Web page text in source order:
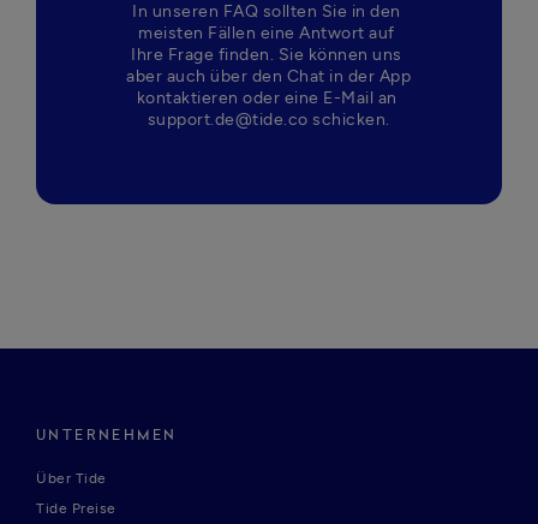
In unseren FAQ sollten Sie in den
meisten Fällen eine Antwort auf
Ihre Frage finden. Sie können uns
aber auch über den Chat in der App
kontaktieren oder eine E-Mail an
support.de@tide.co schicken.
UNTERNEHMEN
Über Tide
Tide Preise